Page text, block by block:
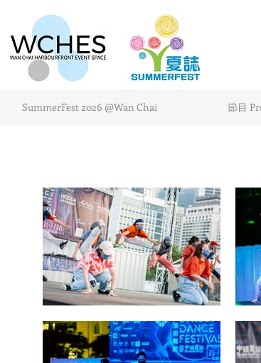
SummerFest 2026 @Wan Chai 節目